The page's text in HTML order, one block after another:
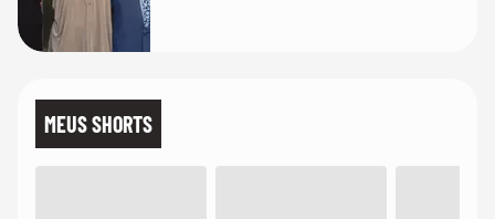
MEUS SHORTS